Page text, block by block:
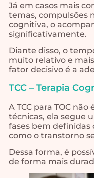
Já em casos mais
temas, compulsões
cognitiva, o
significativamente.
Diante disso, o
muito relativo e
fator decisivo é a
TCC – Terapia
A TCC para TOC
técnicas, ela segue
fases bem
como o transtorno
Dessa forma, é
de forma mais